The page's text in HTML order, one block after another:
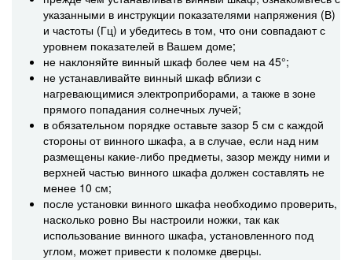
указанными в инструкции показателями напряжения (В)
и частоты (Гц) и убедитесь в том, что они совпадают с
уровнем показателей в Вашем доме;
не наклоняйте винный шкаф более чем на 45°;
не устанавливайте винный шкаф вблизи с
нагревающимися электроприборами, а также в зоне
прямого попадания солнечных лучей;
в обязательном порядке оставьте зазор 5 см с каждой
стороны от винного шкафа, а в случае, если над ним
размещены какие-либо предметы, зазор между ними и
верхней частью винного шкафа должен составлять не
менее 10 см;
после установки винного шкафа необходимо проверить,
насколько ровно Вы настроили ножки, так как
использование винного шкафа, установленного под
углом, может привести к поломке дверцы.